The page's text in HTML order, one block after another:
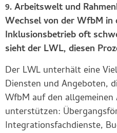
9. Arbeitswelt und
Wechsel von der WfbM in
Inklusionsbetrieb oft
sieht der LWL, diesen
Der LWL unterhält eine
Diensten und Angeboten,
WfbM auf den
unterstützen:
Integrationsfachdienste,